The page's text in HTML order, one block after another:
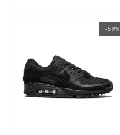
-59%